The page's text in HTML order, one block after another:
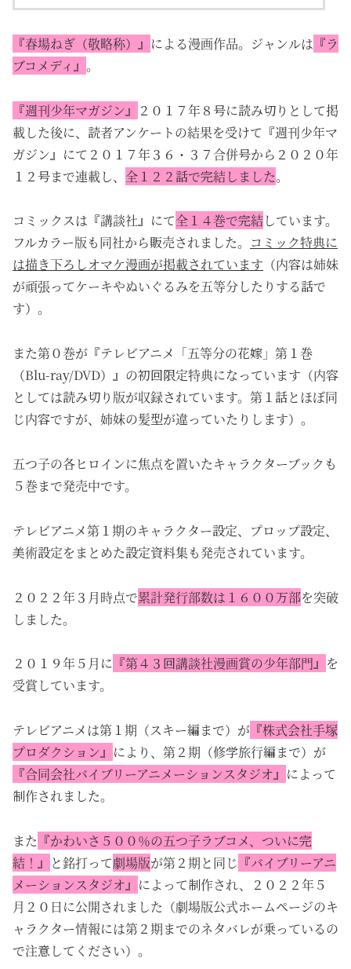
『春場ねぎ（敬略称）』 による漫画作品。ジャンルは 『ラ
ブコメディ』 。
『週刊少年マガジン』
２０１７年８号に読み切りとして掲
載した後に、読者アンケートの結果を受けて『週刊少年マ
ガジン』にて２０１７年３６・３７合併号から２０２０年
１２号まで連載し、 全１２２話で完結しました。
コミックスは『講談社』にて全１４巻で完結しています。
フルカラー版も同社から販売されました。 コミック特典に
は描き下ろしオマケ漫画が掲載されています （内容は姉妹
が頑張ってケーキやぬいぐるみを五等分したりする話で
す）。
また第０巻が『テレビアニメ「五等分の花嫁」第１巻
（Blu-ray/DVD）』の初回限定特典になっています（内容
としては読み切り版が収録されています。第１話とほぼ同
じ内容ですが、姉妹の髪型が違っていたりします）。
五つ子の各ヒロインに焦点を置いたキャラクターブックも
５巻まで発売中です。
テレビアニメ第１期のキャラクター設定、プロップ設定、
美術設定をまとめた設定資料集も発売されています。
２０２２年３月時点で累計発行部数は１６００万部を突破
しました。
２０１９年５月に 『第４３回講談社漫画賞の少年部門』 を
受賞しています。
テレビアニメは第１期（スキー編まで）が 『株式会社手塚
プロダクション』 により、第２期（修学旅行編まで）が
『合同会社バイブリーアニメーションスタジオ』 によって
制作されました。
また 『かわいさ５００％の五つ子ラブコメ、ついに完
結！』 と銘打って劇場版が第２期と同じ 『バイブリーアニ
メーションスタジオ』 によって制作され、２０２２年５
月２０日に公開されました（劇場版公式ホームページのキ
ャラクター情報には第２期までのネタバレが乗っているの
で注意してください）。